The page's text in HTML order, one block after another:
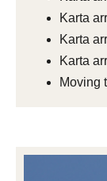
Karta
Karta
Karta
Moving